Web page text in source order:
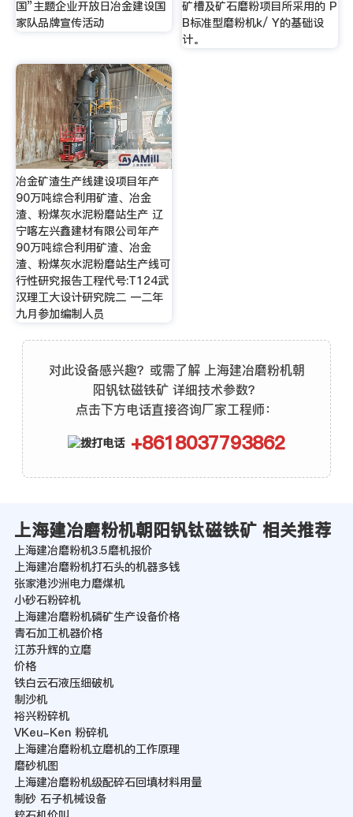
国”主题企业开放日冶金建设国
家队品牌宣传活动
矿槽及矿石磨粉项目所采用的 P
B标准型磨粉机k/ Y的基础设
计。
冶金矿渣生产线建设项目年产
90万吨综合利用矿渣、冶金
渣、粉煤灰水泥粉磨站生产 辽
宁喀左兴鑫建材有限公司年产
90万吨综合利用矿渣、冶金
渣、粉煤灰水泥粉磨站生产线可
行性研究报告工程代号:T124武
汉理工大设计研究院二 一二年
九月参加编制人员
对此设备感兴趣？或需了解 上海建冶磨粉机朝
阳钒钛磁铁矿 详细技术参数？
点击下方电话直接咨询厂家工程师：
+8618037793862
上海建冶磨粉机朝阳钒钛磁铁矿 相关推荐
上海建冶磨粉机3.5磨机报价
上海建冶磨粉机打石头的机器多钱
张家港沙洲电力磨煤机
小砂石粉碎机
上海建冶磨粉机磷矿生产设备价格
青石加工机器价格
江苏升辉的立磨
价格
铁白云石液压细破机
制沙机
裕兴粉碎机
VKeu-Ken 粉碎机
上海建冶磨粉机立磨机的工作原理
磨砂机图
上海建冶磨粉机级配碎石回填材料用量
制砂 石子机械设备